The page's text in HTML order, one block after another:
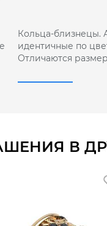
Кольца-близнецы.
идентичные по
Отличаются
В